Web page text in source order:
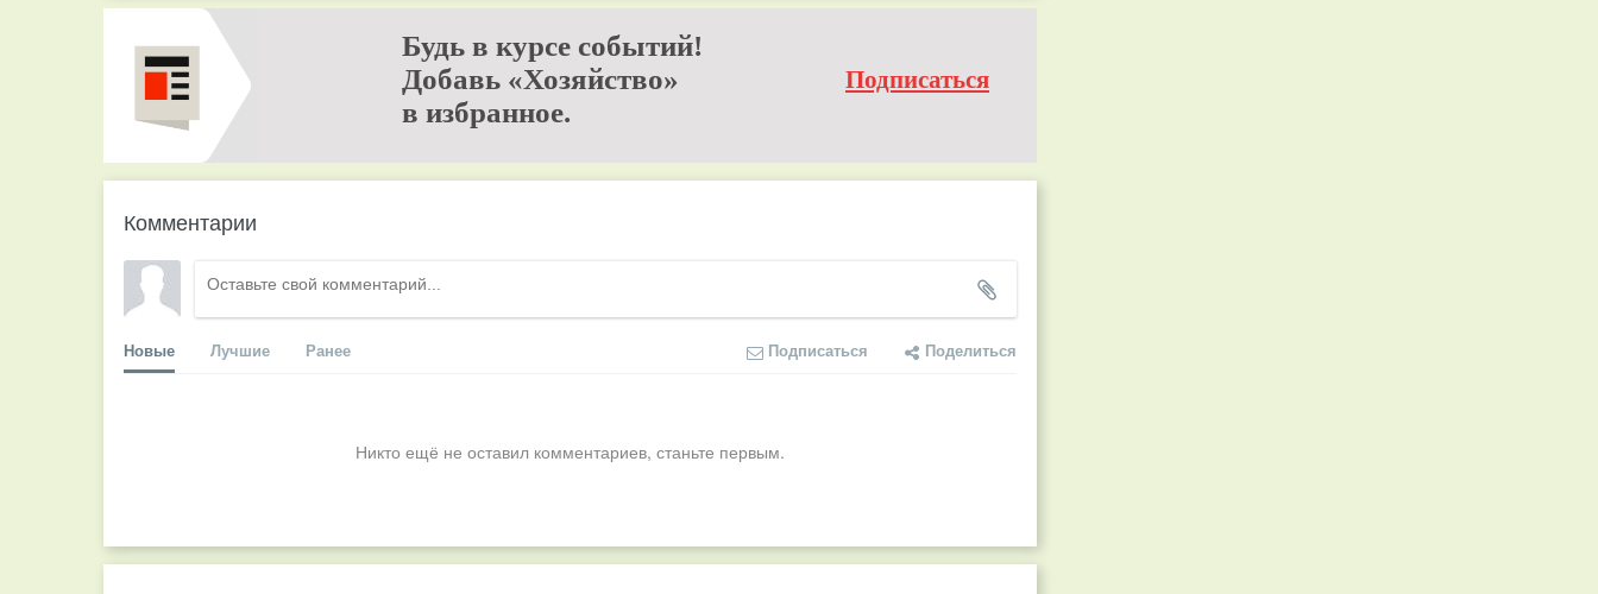
Будь в курсе событий!
Добавь «Хозяйство»
в избранное.
Подписаться
Комментарии
Новые Лучшие Ранее Подписаться Поделиться
Никто ещё не оставил комментариев, станьте первым.